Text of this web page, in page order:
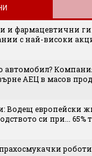
и фармацевтични
с най-високи
автомобил?
АЕЦ в масов
Водещ европейски
си при... 65%